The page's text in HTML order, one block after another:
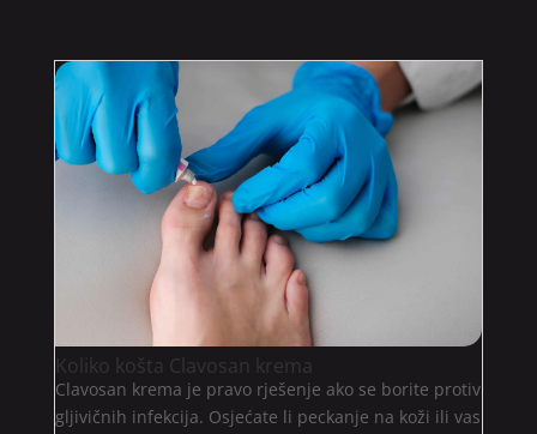
Koliko košta Clavosan krema
Clavosan krema je pravo rješenje ako se borite protiv
gljivičnih infekcija. Osjećate li peckanje na koži ili vas